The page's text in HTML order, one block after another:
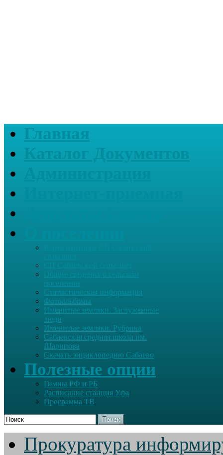
Главная
Общие сведения о сельском
поселении
Статистическая информация
Фотоальбомы
Именитые земляки. Заслуженные
люди
Именитые земляки. Рубрика
Сабаевская средняя школа им.
Шарипова
Скачать энциклопедию Сабаево
Полезные опции
Гимны РФ и РБ
Расписание станция Уфа
Программа ТВ
Поиск
Прокуратура